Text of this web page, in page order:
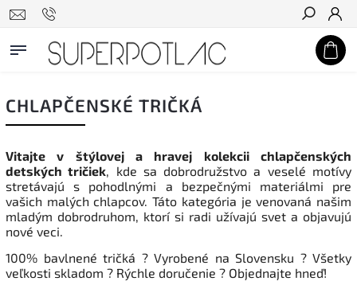
Hľadať
CHLAPČENSKÉ TRIČKÁ
Vitajte v štýlovej a hravej kolekcii chlapčenských
detských tričiek, kde sa dobrodružstvo a veselé motívy
stretávajú s pohodlnými a bezpečnými materiálmi pre
vašich malých chlapcov. Táto kategória je venovaná našim
mladým dobrodruhom, ktorí si radi užívajú svet a objavujú
nové veci.
100% bavlnené tričká ?Vyrobené na Slovensku ? Všetky
veľkosti skladom ? Rýchle doručenie ? Objednajte hneď!